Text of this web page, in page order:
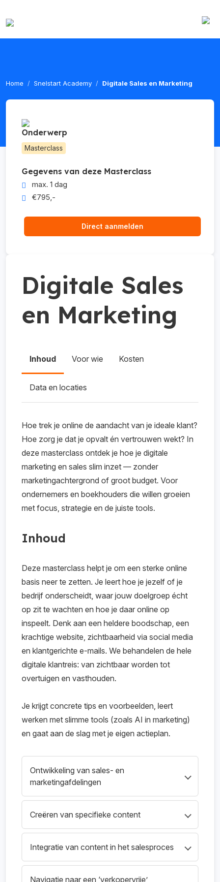
Home Snelstart Academy Digitale Sales en Marketing
Onderwerp
Masterclass
Gegevens van deze Masterclass
max. 1 dag
€795,-
Direct aanmelden
Digitale Sales
en Marketing
Inhoud Voor wie Kosten
Data en locaties
Hoe trek je online de aandacht van je ideale klant?
Hoe zorg je dat je opvalt én vertrouwen wekt? In
deze masterclass ontdek je hoe je digitale
marketing en sales slim inzet — zonder
marketingachtergrond of groot budget. Voor
ondernemers en boekhouders die willen groeien
met focus, strategie en de juiste tools.
Inhoud
Deze masterclass helpt je om een sterke online
basis neer te zetten. Je leert hoe je jezelf of je
bedrijf onderscheidt, waar jouw doelgroep écht
op zit te wachten en hoe je daar online op
inspeelt. Denk aan een heldere boodschap, een
krachtige website, zichtbaarheid via social media
en klantgerichte e-mails. We behandelen de hele
digitale klantreis: van zichtbaar worden tot
overtuigen en vasthouden.
Je krijgt concrete tips en voorbeelden, leert
werken met slimme tools (zoals AI in marketing)
en gaat aan de slag met je eigen actieplan.
Ontwikkeling van sales- en
marketingafdelingen
De masterclass begint met een verkenning
van de fundamentele verschuivingen in de
markt. Je onderzoekt hoe je organisatie
inspeelt op veranderend klantgedrag,
Creëren van specifieke content
Daarna verdiep je je in het maken van
effectieve content die verkeer genereert en
leads aantrekt. Je leert welke type content
past bij jouw klanten en hoe dit het
Integratie van content in het salesproces
Je leert hoe je content niet alleen gebruikt als
Navigatie naar een ‘verkopervrije’